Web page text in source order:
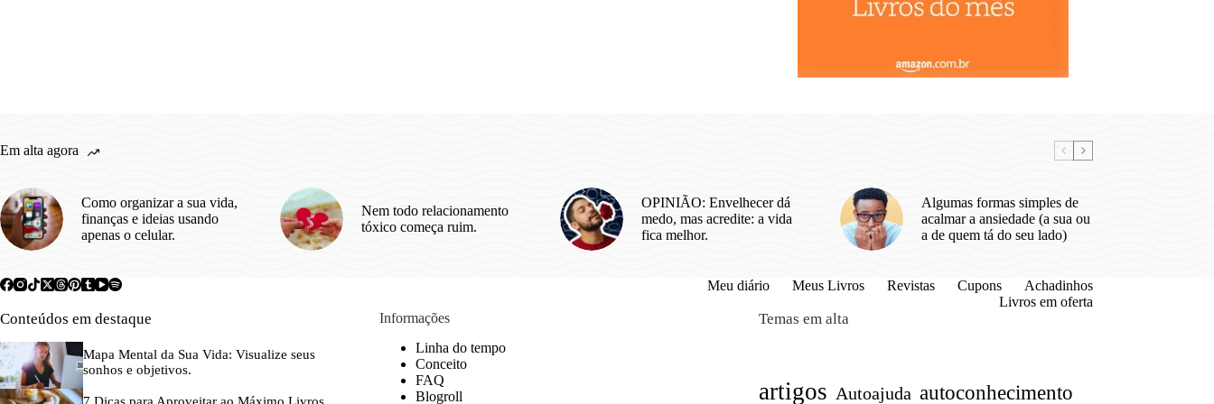
Em alta agora
Como organizar a sua vida,
finanças e ideias usando
apenas o celular.
Nem todo relacionamento
tóxico começa ruim.
OPINIÃO: Envelhecer dá
medo, mas acredite: a vida
fica melhor.
Algumas formas simples de
acalmar a ansiedade (a sua ou
a de quem tá do seu lado)
Meu diário Meus Livros Revistas Cupons
Achadinhos
Livros em oferta
Conteúdos em destaque
Mapa Mental da Sua Vida: Visualize seus
sonhos e objetivos.
7 Dicas para Aproveitar ao Máximo Livros
Informações
Linha do tempo
Conceito
FAQ
Blogroll
Temas em alta
artigos Autoajuda autoconhecimento